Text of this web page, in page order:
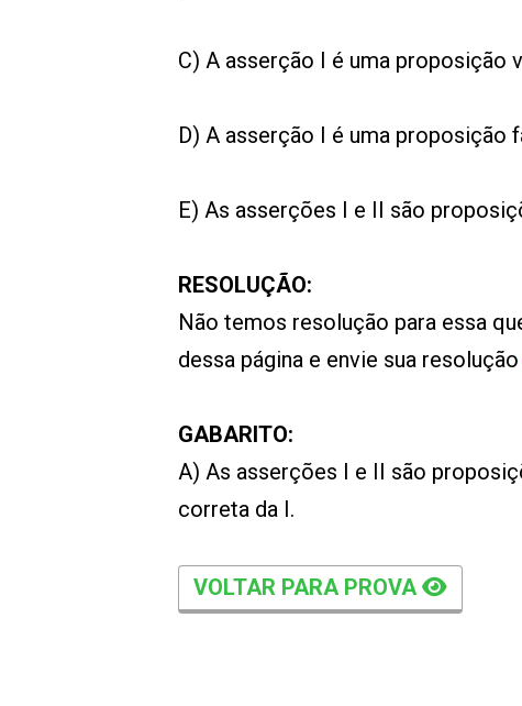
C) A asserção I é uma proposição
D) A asserção I é uma proposição
E) As asserções I e II são
RESOLUÇÃO:
Não temos resolução para essa
dessa página e envie sua resolução
GABARITO:
A) As asserções I e II são
correta da I.
VOLTAR PARA PROVA